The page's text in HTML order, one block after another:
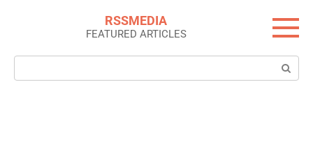
RSSMEDIA
FEATURED ARTICLES
Search: